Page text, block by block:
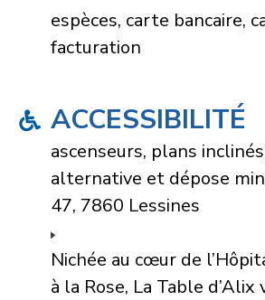
espèces, carte bancaire,
facturation
ACCESSIBILITÉ
ascenseurs, plans
alternative et dépose
47, 7860 Lessines
Nichée au cœur de
à la Rose, La Table d’Alix